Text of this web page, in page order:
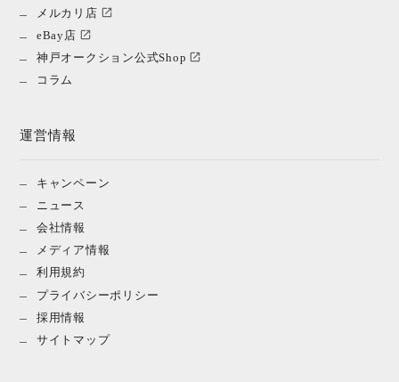
メルカリ店
eBay店
神戸オークション公式Shop
コラム
運営情報
キャンペーン
ニュース
会社情報
メディア情報
利用規約
プライバシーポリシー
採用情報
サイトマップ